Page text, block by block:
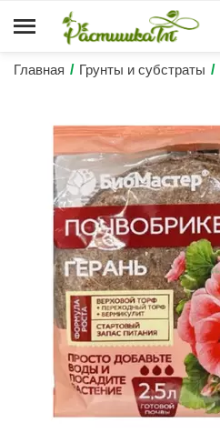
Главная / Грунты и субстраты /